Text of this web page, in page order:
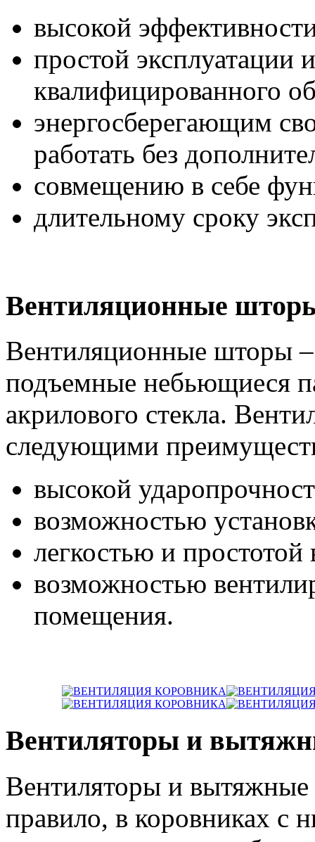
высокой
простой эксплуатации
квалифицированного
энергосберегающим
работать без
совмещению в себе
длительному сроку
Вентиляционные
Вентиляционные шторы –
подъемные небьющиеся
акрилового стекла.
следующими
высокой
возможностью
легкостью и
возможностью
помещения.
Вентиляторы и
Вентиляторы и
правило, в коровниках с